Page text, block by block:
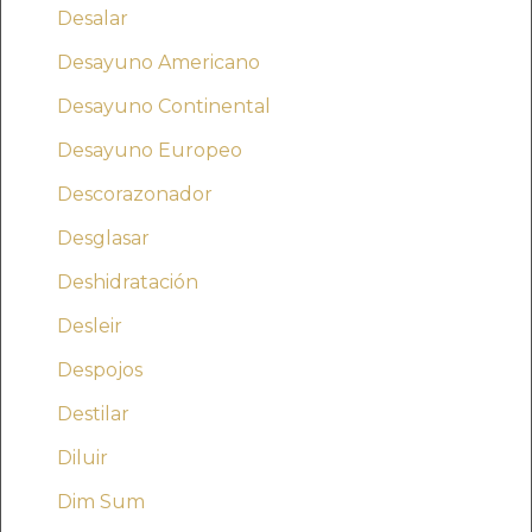
Desalar
Desayuno Americano
Desayuno Continental
Desayuno Europeo
Descorazonador
Desglasar
Deshidratación
Desleir
Despojos
Destilar
Diluir
Dim Sum